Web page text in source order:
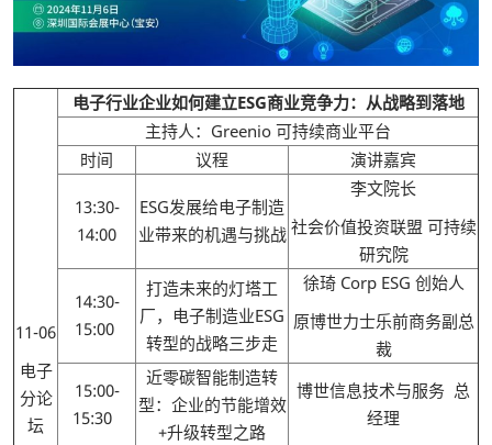
11-06
电子
分论
坛
电子行业企业如何建立ESG商业竞争力：从战略到落地
主持人：Greenio 可持续商业平台
时间
议程 演讲嘉宾
13:30-
14:00
ESG发展给电子制造
业带来的机遇与挑战
李文院长
社会价值投资联盟 可持续
研究院
14:30-
15:00
打造未来的灯塔工
厂，电子制造业ESG
转型的战略三步走
徐琦 Corp ESG 创始人
原博世力士乐前商务副总
裁
15:00-
15:30
近零碳智能制造转
型：企业的节能增效
+升级转型之路
博世信息技术与服务 总
经理